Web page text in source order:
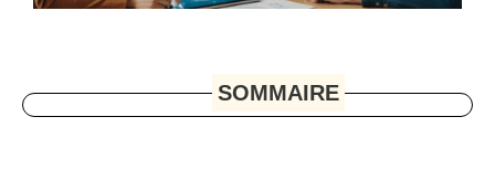
SOMMAIRE